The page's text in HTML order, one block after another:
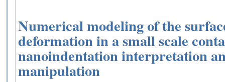
Numerical modeling of the
deformation in a small scale
nanoindentation interpretation
manipulation